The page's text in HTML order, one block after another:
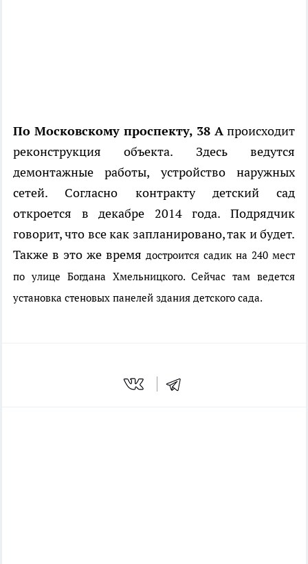
По Московскому проспекту, 38 А происходит
реконструкция объекта. Здесь ведутся
демонтажные работы, устройство наружных
сетей. Согласно контракту детский сад
откроется в декабре 2014 года. Подрядчик
говорит, что все как запланировано, так и будет.
Также в это же время достроится садик на 240 мест
по улице Богдана Хмельницкого. Сейчас там ведется
установка стеновых панелей здания детского сада.